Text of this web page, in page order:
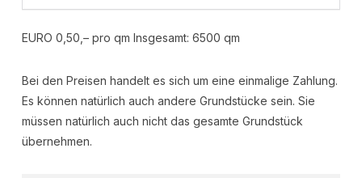
EURO 0,50,– pro qm Insgesamt: 6500 qm
Bei den Preisen handelt es sich um eine einmalige Zahlung.
Es können natürlich auch andere Grundstücke sein. Sie
müssen natürlich auch nicht das gesamte Grundstück
übernehmen.